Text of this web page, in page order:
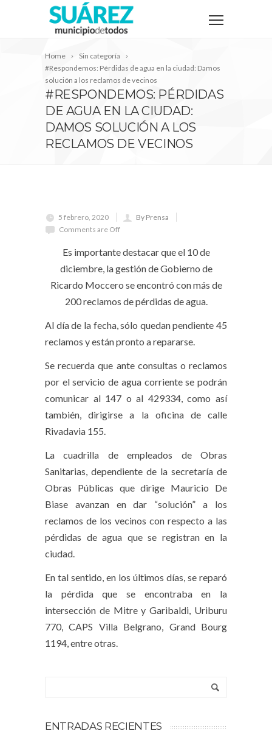
Home
Sin categoría
#Respondemos: Pérdidas de agua en la ciudad: Damos
solución a los reclamos de vecinos
#RESPONDEMOS: PÉRDIDAS
DE AGUA EN LA CIUDAD:
DAMOS SOLUCIÓN A LOS
RECLAMOS DE VECINOS
5 febrero, 2020
By Prensa
Comments are Off
Es importante destacar que el 10 de
diciembre, la gestión de Gobierno de
Ricardo Moccero se encontró con más de
200 reclamos de pérdidas de agua.
Al día de la fecha, sólo quedan pendiente 45
reclamos y están pronto a repararse.
Se recuerda que ante consultas o reclamos
por el servicio de agua corriente se podrán
comunicar al 147 o al 429334, como así
también, dirigirse a la oficina de calle
Rivadavia 155.
La cuadrilla de empleados de Obras
Sanitarias, dependiente de la secretaría de
Obras Públicas que dirige Mauricio De
Biase avanzan en dar “solución” a los
reclamos de los vecinos con respecto a las
pérdidas de agua que se registran en la
ciudad.
En tal sentido, en los últimos días, se reparó
la pérdida que se encontraba en la
intersección de Mitre y Garibaldi, Uriburu
770, CAPS Villa Belgrano, Grand Bourg
1194, entre otras.
ENTRADAS RECIENTES